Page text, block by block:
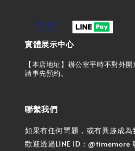
實體展示中心
【本店地址】辦公室平時不對外
請事先預約。
聯繫我們
如果有任何問題，或有興趣成為
歡迎透過LINE ID：@timemore